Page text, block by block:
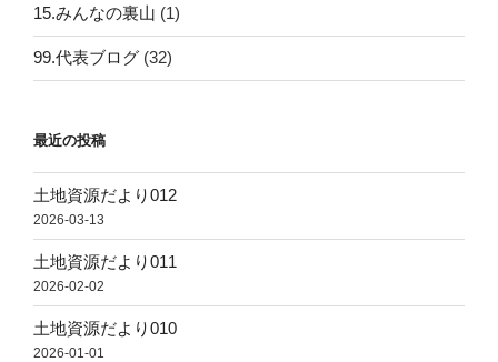
15.みんなの裏山 (1)
99.代表ブログ (32)
最近の投稿
土地資源だより012
2026-03-13
土地資源だより011
2026-02-02
土地資源だより010
2026-01-01